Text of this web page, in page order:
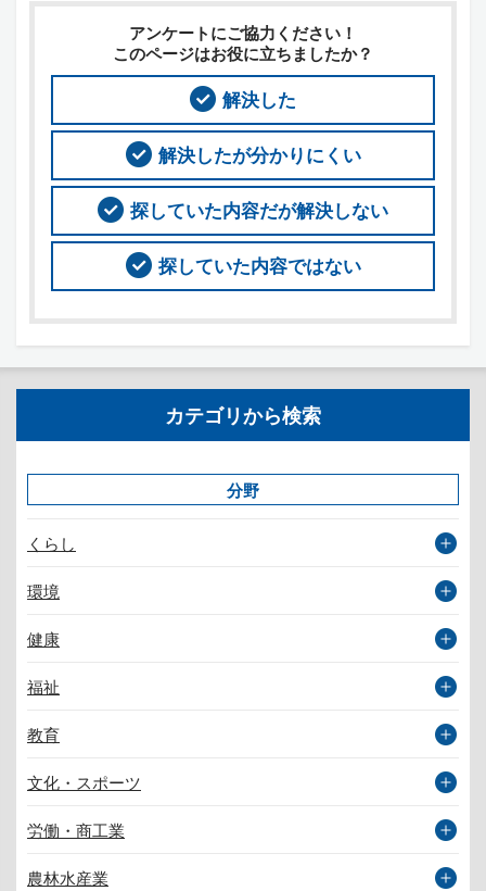
アンケートにご協力ください！
このページはお役に立ちましたか？
解決した
解決したが分かりにくい
探していた内容だが解決しない
探していた内容ではない
カテゴリから検索
分野
くらし
環境
健康
福祉
教育
文化・スポーツ
労働・商工業
農林水産業